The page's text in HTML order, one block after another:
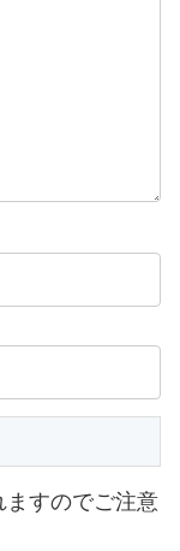
ますのでご注意